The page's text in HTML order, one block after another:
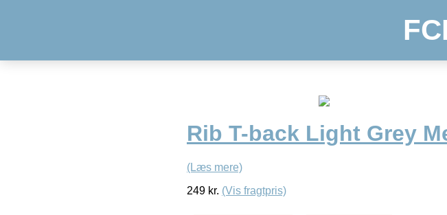
Rib T-back Light Grey
(Læs mere)
249 kr. (Vis fragtpris)